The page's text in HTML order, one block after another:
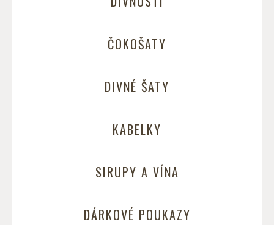
ČOKOŠATY
DIVNÉ ŠATY
KABELKY
SIRUPY A VÍNA
DÁRKOVÉ POUKAZY